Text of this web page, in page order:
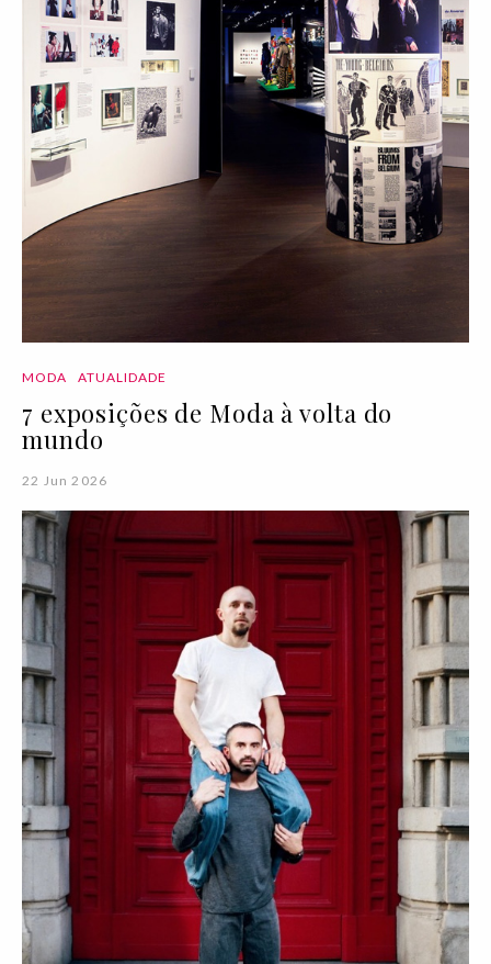
MODA ATUALIDADE
7 exposições de Moda à volta do
mundo
22 Jun 2026